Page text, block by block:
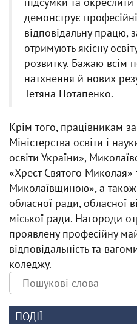
демонструє
відповідальну працю,
отримують якісну
розвитку. Бажаю всім
натхнення й нових
Тетяна Потапенко.
Крім того, працівникам
Міністерства освіти і
освіти України»,
«Хрест Святого Миколая»
Миколаївщиною», а
обласної ради, обласної
міської ради. Нагороди
проявлену професійну
відповідальність та
коледжу.
ПОДІЇ